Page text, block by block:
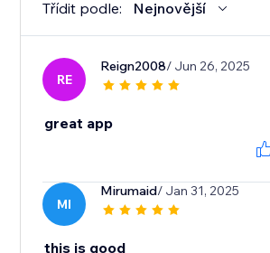
Třídit podle: Nejnovější
RE
Reign2008/ Jun 26, 2025
great app
MI
Mirumaid/ Jan 31, 2025
this is good